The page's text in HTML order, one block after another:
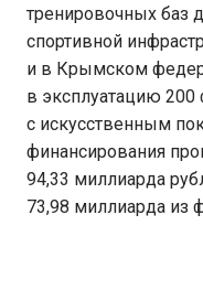
тренировочных баз
спортивной
и в Крымском
в эксплуатацию
с искусственным
финансирования
94,33 миллиарда
73,98 миллиарда из